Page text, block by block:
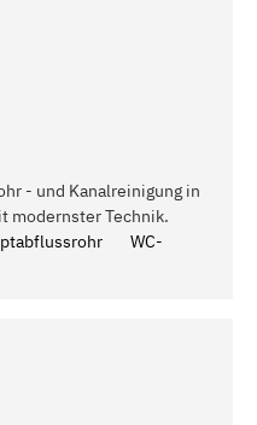
- und Kanalreinigung in
modernster Technik.
WC-